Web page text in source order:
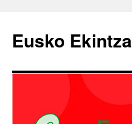
Eusko Ekintza